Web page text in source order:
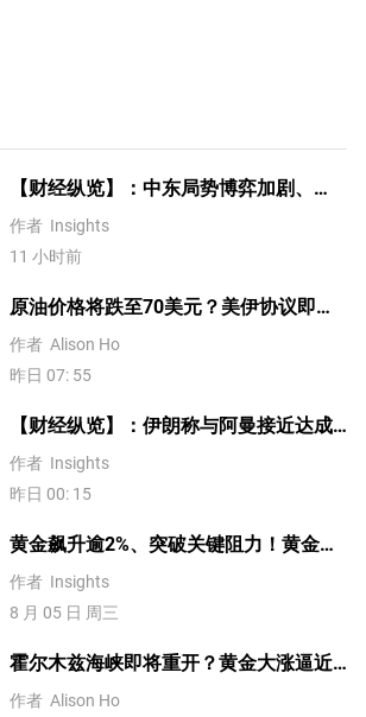
【财经纵览】：中东局势博弈加剧、
WTI原油涨超4%，10年期美债收益率、
美元反弹，道指终结五连涨！
作者 Insights
11 小时前
原油价格将跌至70美元？美伊协议即将
达成，但小心冲突再起
作者 Alison Ho
昨日 07: 55
【财经纵览】：伊朗称与阿曼接近达成
协议，黄金涨超200美元、WTI原油三连
跌，道指续创历史新高！
作者 Insights
昨日 00: 15
黄金飙升逾2%、突破关键阻力！黄金、
WTI原油、美元指数、纳指100指数技术
分析
作者 Insights
8 月 05 日 周三
霍尔木兹海峡即将重开？黄金大涨逼近
4200美元！原油价格3连跌
作者 Alison Ho